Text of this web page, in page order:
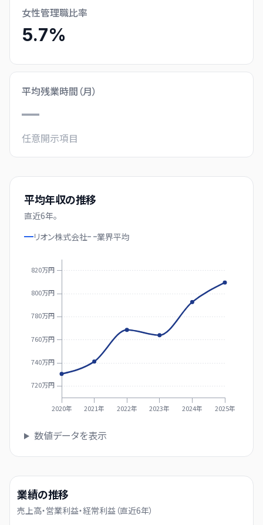
女性管理職比率
5.7%
平均残業時間（月）
—
任意開示項目
平均年収の推移
直近6年。
リオン株式会社
業界平均
720万円
740万円
760万円
780万円
800万円
820万円
2020年 2021年 2022年 2023年 2024年 2025年
数値データを表示
業績の推移
売上高・営業利益・経常利益（直近6年）